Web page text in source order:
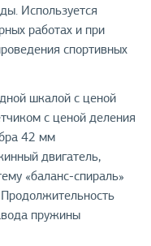
Используется
работах и при
спортивных
шкалой с ценой
с ценой деления
42 мм
двигатель,
«баланс-спираль»
пружины